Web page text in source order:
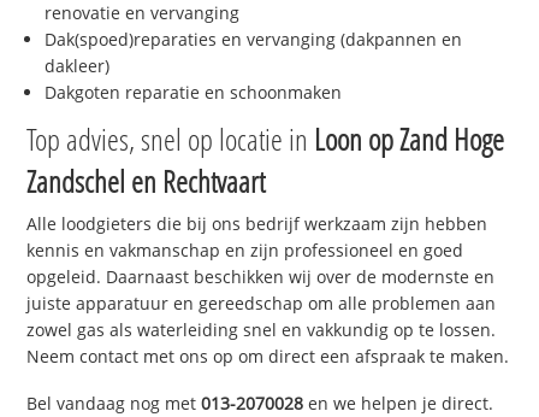
renovatie en vervanging
Dak(spoed)reparaties en vervanging (dakpannen en
dakleer)
Dakgoten reparatie en schoonmaken
Top advies, snel op locatie in Loon op Zand Hoge
Zandschel en Rechtvaart
Alle loodgieters die bij ons bedrijf werkzaam zijn hebben
kennis en vakmanschap en zijn professioneel en goed
opgeleid. Daarnaast beschikken wij over de modernste en
juiste apparatuur en gereedschap om alle problemen aan
zowel gas als waterleiding snel en vakkundig op te lossen.
Neem contact met ons op om direct een afspraak te maken.
Bel vandaag nog met013-2070028 en we helpen je direct.